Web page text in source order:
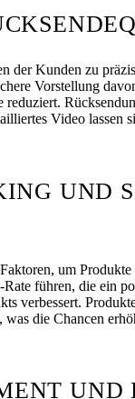
der Kunden zu
Vorstellung
Video lassen
UND
um
führen, die ein
verbessert.
die Chancen
UND